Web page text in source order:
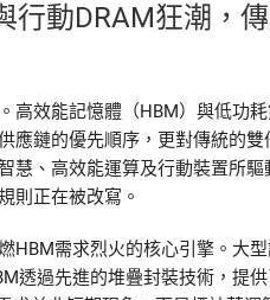
行動DRAM狂潮，
高效能記憶體（HBM）與低功
應鏈的優先順序，更對傳統的
慧、高效能運算及行動裝置所
則正在被改寫。
HBM需求烈火的核心引擎。大
透過先進的堆疊封裝技術，提